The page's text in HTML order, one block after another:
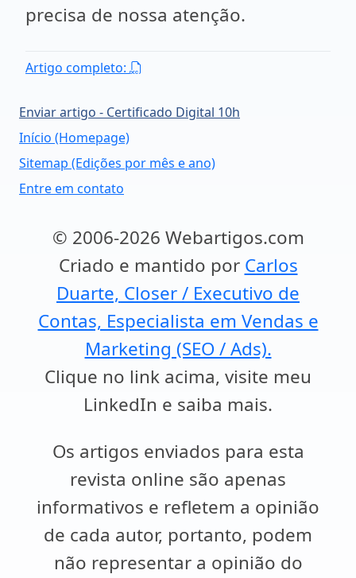
precisa de nossa atenção.
Artigo completo:
Enviar artigo - Certificado Digital 10h
Início (Homepage)
Sitemap (Edições por mês e ano)
Entre em contato
© 2006-2026 Webartigos.com
Criado e mantido por Carlos
Duarte, Closer / Executivo de
Contas, Especialista em Vendas e
Marketing (SEO / Ads).
Clique no link acima, visite meu
LinkedIn e saiba mais.
Os artigos enviados para esta
revista online são apenas
informativos e refletem a opinião
de cada autor, portanto, podem
não representar a opinião do